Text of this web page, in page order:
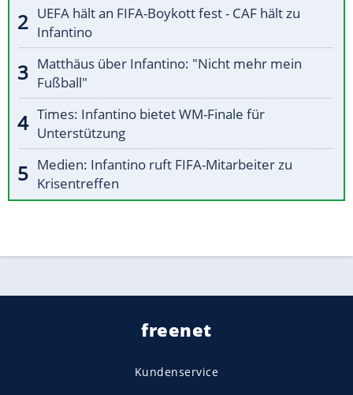
UEFA hält an FIFA-Boykott fest - CAF hält zu
Infantino
Matthäus über Infantino: "Nicht mehr mein
Fußball"
Times: Infantino bietet WM-Finale für
Unterstützung
Medien: Infantino ruft FIFA-Mitarbeiter zu
Krisentreffen
freenet
Kundenservice